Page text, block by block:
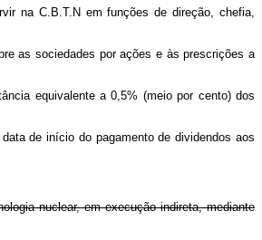
na C.B.T.N em funções de direção, chefia,
as sociedades por ações e às prescrições a
equivalente a 0,5% (meio por cento) dos
de início do pagamento de dividendos aos
nuclear, em execução indireta, mediante